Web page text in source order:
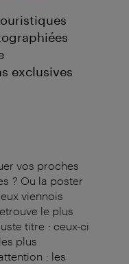
exclusives
vos proches
? Ou la poster
viennois
le plus
titre : ceux-ci
plus
: les